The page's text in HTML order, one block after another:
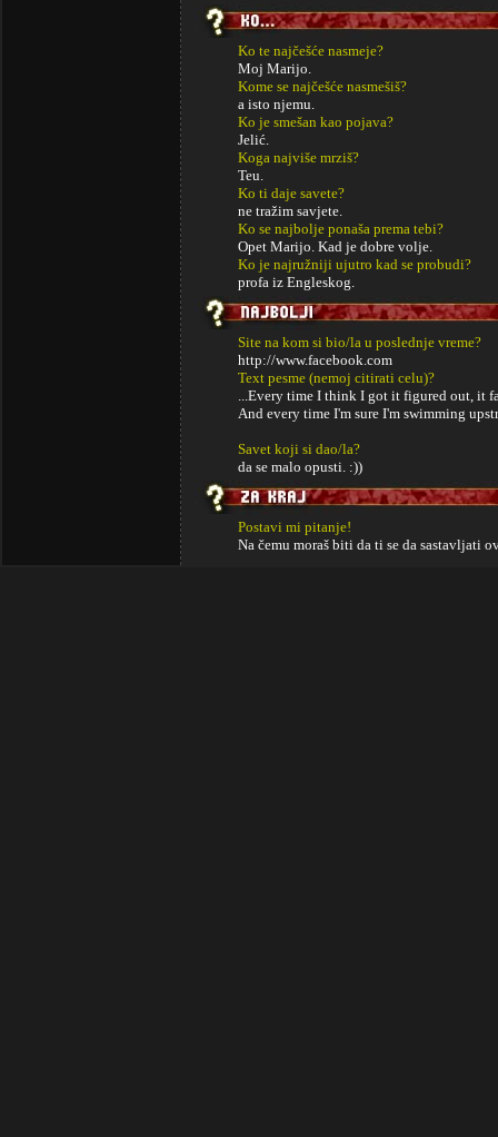
Ko te najčešće nasmeje?
Moj Marijo.
Kome se najčešće nasmešiš?
a isto njemu.
Ko je smešan kao pojava?
Jelić.
Koga najviše mrziš?
Teu.
Ko ti daje savete?
ne tražim savjete.
Ko se najbolje ponaša prema tebi?
Opet Marijo. Kad je dobre volje.
Ko je najružniji ujutro kad se probudi?
profa iz Engleskog.
Site na kom si bio/la u poslednje vreme?
http://www.facebook.com
Text pesme (nemoj citirati celu)?
...Every time I think I got it figured out, it
And every time I'm sure I'm swimming
Savet koji si dao/la?
da se malo opusti. :))
Postavi mi pitanje!
Na čemu moraš biti da ti se da sastavljati